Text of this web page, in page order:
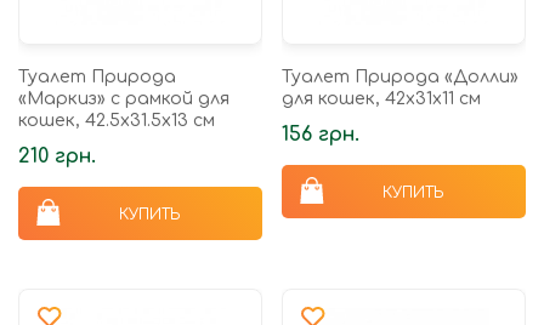
Туалет Природа
«Маркиз» с рамкой для
кошек, 42.5х31.5х13 см
210 грн.
КУПИТЬ
Туалет Природа «Долли»
для кошек, 42х31х11 см
156 грн.
КУПИТЬ